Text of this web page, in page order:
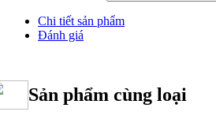
Chi tiết sản phẩm
Đánh giá
Sản phẩm cùng loại